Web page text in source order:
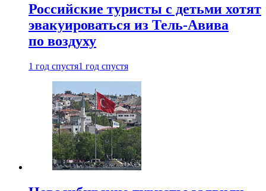
Российские туристы с детьми хотят
эвакуироваться из Тель-Авива
по воздуху
1 год спустя1 год спустя